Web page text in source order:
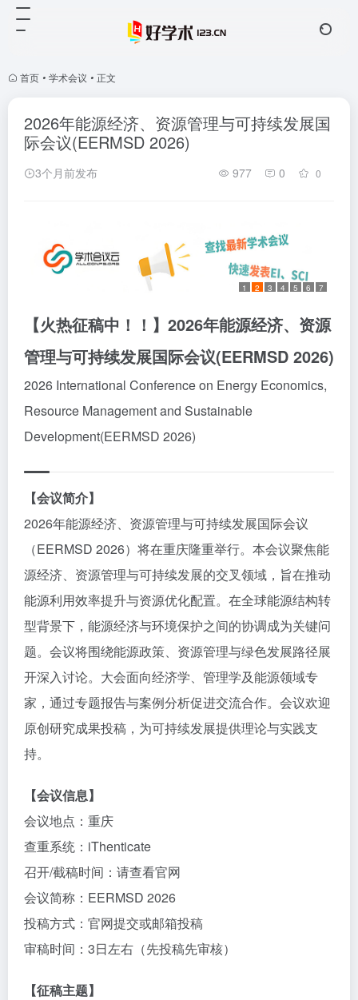
首页 • 学术会议 • 正文
2026年能源经济、资源管理与可持续发展国
际会议(EERMSD 2026)
3个月前发布 977 0 0
1 2 3 4 5 6 7
【火热征稿中！！】2026年能源经济、资源
管理与可持续发展国际会议(EERMSD 2026)
2026 International Conference on Energy Economics,
Resource Management and Sustainable
Development(EERMSD 2026)
【会议简介】
2026年能源经济、资源管理与可持续发展国际会议
（EERMSD 2026）将在重庆隆重举行。本会议聚焦能
源经济、资源管理与可持续发展的交叉领域，旨在推动
能源利用效率提升与资源优化配置。在全球能源结构转
型背景下，能源经济与环境保护之间的协调成为关键问
题。会议将围绕能源政策、资源管理与绿色发展路径展
开深入讨论。大会面向经济学、管理学及能源领域专
家，通过专题报告与案例分析促进交流合作。会议欢迎
原创研究成果投稿，为可持续发展提供理论与实践支
持。
【会议信息】
会议地点：重庆
查重系统：iThenticate
召开/截稿时间：请查看官网
会议简称：EERMSD 2026
投稿方式：官网提交或邮箱投稿
审稿时间：3日左右（先投稿先审核）
【征稿主题】